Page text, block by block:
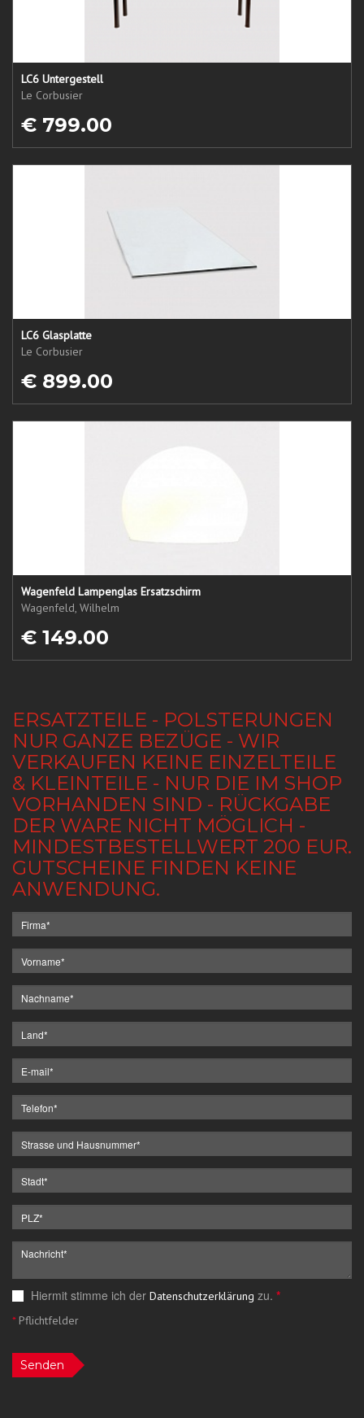
LC6 Untergestell
Le Corbusier
€ 799.00
LC6 Glasplatte
Le Corbusier
€ 899.00
Wagenfeld Lampenglas Ersatzschirm
Wagenfeld, Wilhelm
€ 149.00
ERSATZTEILE - POLSTERUNGEN
NUR GANZE BEZÜGE - WIR
VERKAUFEN KEINE EINZELTEILE
& KLEINTEILE - NUR DIE IM SHOP
VORHANDEN SIND - RÜCKGABE
DER WARE NICHT MÖGLICH -
MINDESTBESTELLWERT 200 EUR.
GUTSCHEINE FINDEN KEINE
ANWENDUNG.
Hiermit stimme ich der Datenschutzerklärung zu. *
*Pflichtfelder
Senden